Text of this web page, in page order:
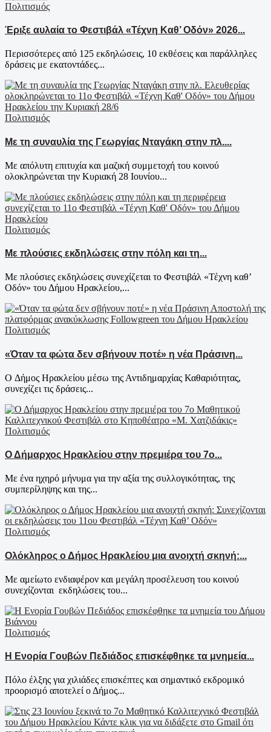
Πολιτισμός
Έριξε αυλαία το Φεστιβάλ «Τέχνη Καθ’ Οδόν» 2026...
Περισσότερες από 125 εκδηλώσεις, 10 εκθέσεις και παράλληλες
δράσεις με εκατοντάδες...
Πολιτισμός
Με τη συναυλία της Γεωργίας Νταγάκη στην πλ....
Με απόλυτη επιτυχία και μαζική συμμετοχή του κοινού
ολοκληρώνεται την Κυριακή 28 Ιουνίου...
Πολιτισμός
Με πλούσιες εκδηλώσεις στην πόλη και τη...
Με πλούσιες εκδηλώσεις συνεχίζεται το Φεστιβάλ «Τέχνη καθ’
Οδόν» του Δήμου Ηρακλείου,...
Πολιτισμός
«Όταν τα φώτα δεν σβήνουν ποτέ» η νέα Πράσινη...
Ο Δήμος Ηρακλείου μέσω της Αντιδημαρχίας Καθαριότητας,
συνεχίζει τις δράσεις...
Πολιτισμός
Ο Δήμαρχος Ηρακλείου στην πρεμιέρα του 7ο...
Με ένα ηχηρό μήνυμα για την αξία της συλλογικότητας, της
συμπερίληψης και της...
Πολιτισμός
Ολόκληρος ο Δήμος Ηρακλείου μια ανοιχτή σκηνή:...
Με αμείωτο ενδιαφέρον και μεγάλη προσέλευση του κοινού
συνεχίζονται εκδηλώσεις του...
Πολιτισμός
Η Ενορία Γουβών Πεδιάδος επισκέφθηκε τα μνημεία...
Πόλο έλξης για χιλιάδες επισκέπτες και σημαντικό εκδρομικό
προορισμό αποτελεί ο Δήμος...